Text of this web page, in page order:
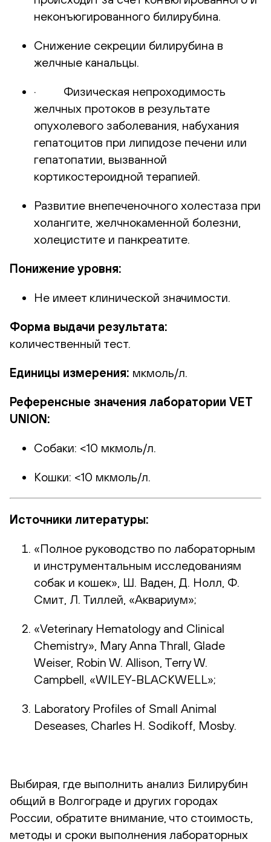
неконъюгированного билирубина.
Снижение секреции билирубина в
желчные канальцы.
· Физическая непроходимость
желчных протоков в результате
опухолевого заболевания, набухания
гепатоцитов при липидозе печени или
гепатопатии, вызванной
кортикостероидной терапией.
Развитие внепеченочного холестаза при
холангите, желчнокаменной болезни,
холецистите и панкреатите.
Понижение уровня:
Не имеет клинической значимости.
Форма выдачи результата:
количественный тест.
Единицы измерения: мкмоль/л.
Референсные значения лаборатории VET
UNION:
Собаки: <10 мкмоль/л.
Кошки: <10 мкмоль/л.
Источники литературы:
«Полное руководство по лабораторным
и инструментальным исследованиям
собак и кошек», Ш. Ваден, Д. Нолл, Ф.
Смит, Л. Тиллей, «Аквариум»;
«Veterinary Hematology and Clinical
Chemistry», Mary Anna Thrall, Glade
Weiser, Robin W. Allison, Terry W.
Campbell, «WILEY-BLACKWELL»;
Laboratory Profiles of Small Animal
Deseases, Charles H. Sodikoff, Mosby.
Выбирая, где выполнить анализ Билирубин
общий в Волгограде и других городах
России, обратите внимание, что стоимость,
методы и сроки выполнения лабораторных